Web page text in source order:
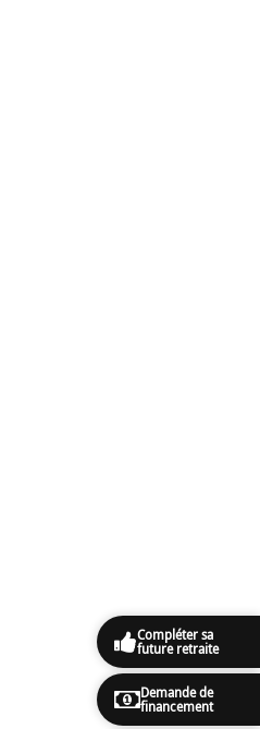
Compléter sa
future retraite
Demande de
financement